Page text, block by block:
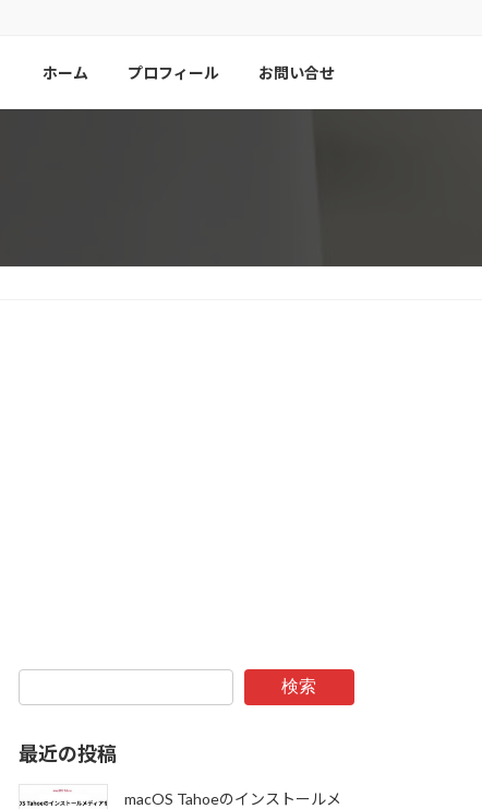
ホーム プロフィール お問い合せ
検索
最近の投稿
macOS Tahoeのインストールメ